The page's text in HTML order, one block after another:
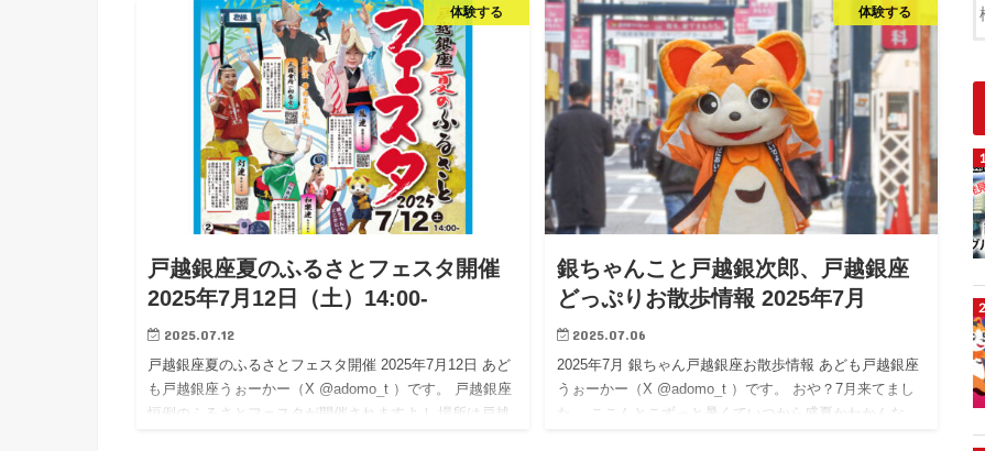
体験する
戸越銀座夏のふるさとフェスタ開催
2025年7月12日（土）14:00-
2025.07.12
戸越銀座夏のふるさとフェスタ開催 2025年7月12日 あど
も戸越銀座うぉーかー（X @adomo_t ）です。 戸越銀座
恒例のふるさとフェスタが開催されますよ！ 場所は戸越
体験する
銀ちゃんこと戸越銀次郎、戸越銀座
どっぷりお散歩情報 2025年7月
2025.07.06
2025年7月 銀ちゃん戸越銀座お散歩情報 あども戸越銀座
うぉーかー（X @adomo_t ）です。 おや？7月来てまし
た。 ここんとこずっと暑くていつから盛夏かわかんな